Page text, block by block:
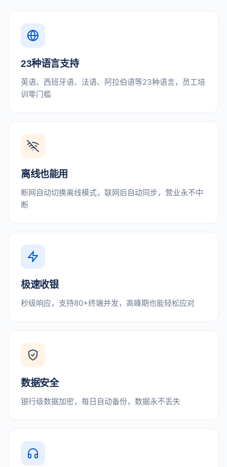
23种语言支持
英语、西班牙语、法语、阿拉伯语等23种语言，员工培
训零门槛
离线也能用
断网自动切换离线模式，联网后自动同步，营业永不中
断
极速收银
秒级响应，支持80+终端并发，高峰期也能轻松应对
数据安全
银行级数据加密，每日自动备份，数据永不丢失